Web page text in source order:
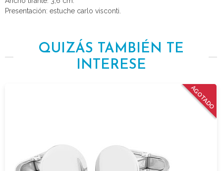
Presentación: estuche carlo visconti.
QUIZÁS TAMBIÉN TE
INTERESE
AGOTADO